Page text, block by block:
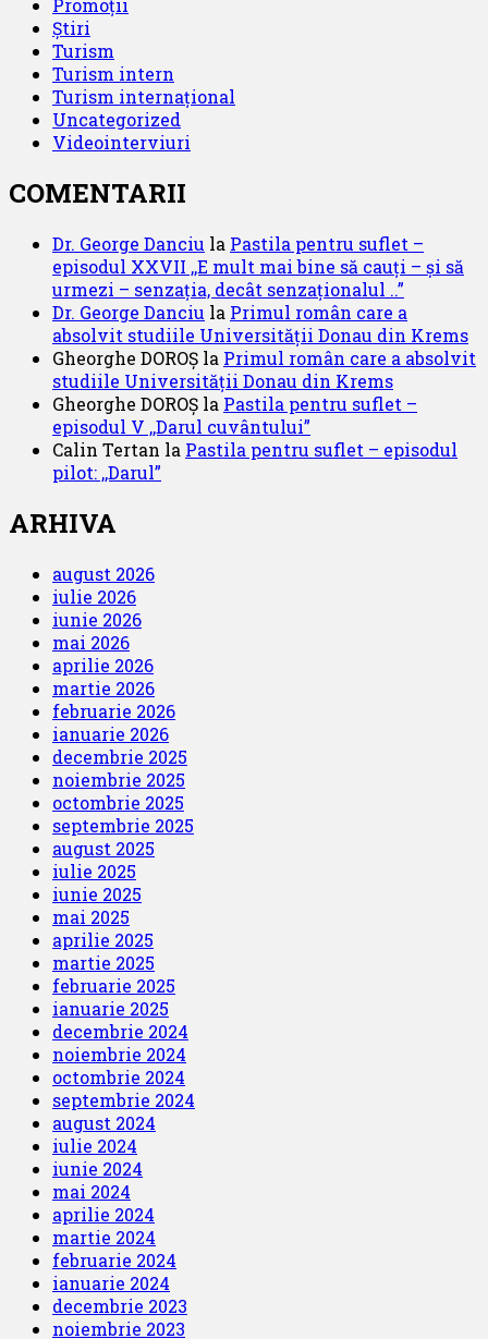
Promoții
Știri
Turism
Turism intern
Turism internațional
Uncategorized
Videointerviuri
COMENTARII
Dr. George Danciu la Pastila pentru suflet –
episodul XXVII ,,E mult mai bine să cauți – și să
urmezi – senzația, decât senzaționalul ..”
Dr. George Danciu la Primul român care a
absolvit studiile Universității Donau din Krems
Gheorghe DOROȘ la Primul român care a absolvit
studiile Universității Donau din Krems
Gheorghe DOROȘ la Pastila pentru suflet –
episodul V ,,Darul cuvântului”
Calin Tertan la Pastila pentru suflet – episodul
pilot: ,,Darul”
ARHIVA
august 2026
iulie 2026
iunie 2026
mai 2026
aprilie 2026
martie 2026
februarie 2026
ianuarie 2026
decembrie 2025
noiembrie 2025
octombrie 2025
septembrie 2025
august 2025
iulie 2025
iunie 2025
mai 2025
aprilie 2025
martie 2025
februarie 2025
ianuarie 2025
decembrie 2024
noiembrie 2024
octombrie 2024
septembrie 2024
august 2024
iulie 2024
iunie 2024
mai 2024
aprilie 2024
martie 2024
februarie 2024
ianuarie 2024
decembrie 2023
noiembrie 2023